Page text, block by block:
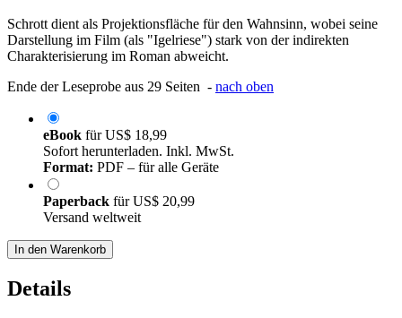
Schrott dient als Projektionsfläche für den Wahnsinn, wobei seine
Darstellung im Film (als "Igelriese") stark von der indirekten
Charakterisierung im Roman abweicht.
Ende der Leseprobe aus 29 Seiten - nach oben
eBook fürUS$ 18,99
Sofort herunterladen. Inkl. MwSt.
Format: PDF – für alle Geräte
Paperback fürUS$ 20,99
Versand weltweit
In den Warenkorb
Details